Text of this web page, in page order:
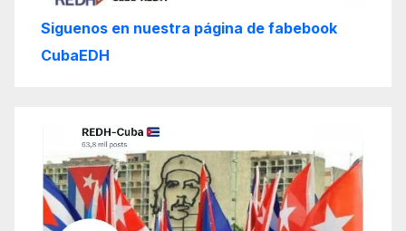
Siguenos en nuestra página de fabebook
CubaEDH